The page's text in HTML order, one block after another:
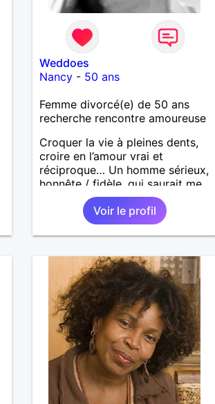
Weddoes
Nancy- 50 ans
Femme divorcé(e) de 50 ans
recherche rencontre amoureuse
Croquer la vie à pleines dents,
croire en l’amour vrai et
réciproque… Un homme sérieux,
honnête / fidèle, qui saurait me
faire rire à nouveau, est le bien
Voir le profil